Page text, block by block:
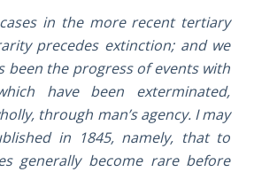
in the more recent tertiary
precedes extinction; and we
been the progress of events with
have been exterminated,
through man’s agency. I may
in 1845, namely, that to
generally become rare before